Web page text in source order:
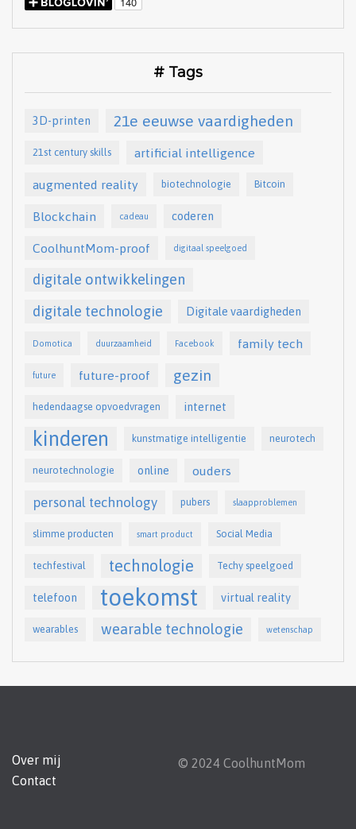
# Tags
3D-printen 21e eeuwse vaardigheden
21st century skills artificial intelligence
augmented reality biotechnologie Bitcoin
Blockchain cadeau coderen
CoolhuntMom-proof digitaal speelgoed
digitale ontwikkelingen
digitale technologie
Digitale vaardigheden
Domotica duurzaamheid Facebook family tech
future future-proof gezin
hedendaagse opvoedvragen internet
kinderen kunstmatige intelligentie neurotech
neurotechnologie online ouders
personal technology pubers slaapproblemen
slimme producten smart product Social Media
techfestival technologie Techy speelgoed
telefoon toekomst virtual reality
wearables wearable technologie wetenschap
Over mij
Contact
© 2024 CoolhuntMom